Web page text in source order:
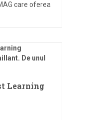
care oferea
Learning